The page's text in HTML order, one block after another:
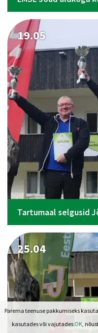
19.05
Tartumaal selgusid
25.04
Parema teenuse pakkumiseks
kasutades või vajutades OK,